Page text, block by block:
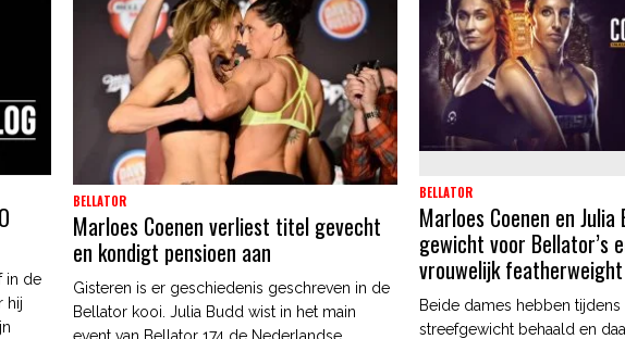
in de
hij
BELLATOR
Marloes Coenen verliest titel gevecht
en kondigt pensioen aan
Gisteren is er geschiedenis geschreven in de
Bellator kooi. Julia Budd wist in het main
event van Bellator 174 de Nederlandse
BELLATOR
Marloes Coenen en Julia
gewicht voor Bellator’s
vrouwelijk
Beide dames hebben
streefgewicht behaald en